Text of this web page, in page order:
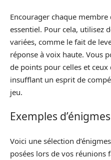
Encourager chaque
essentiel. Pour cela, utilisez
variées, comme le fait de
réponse à voix haute. Vous
de points pour celles et
insufflant un esprit de
jeu.
Exemples
Voici une sélection
posées lors de vos réunions